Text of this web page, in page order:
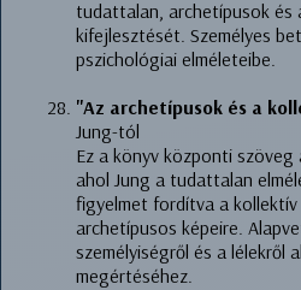
tudattalan, archetípusok és
kifejlesztését. Személyes
pszichológiai elméleteibe.
"Az archetípusok és a
Jung-tól
Ez a könyv központi
ahol Jung a tudattalan
figyelmet fordítva a
archetípusos képeire.
személyiségről és a lélekről
megértéséhez.